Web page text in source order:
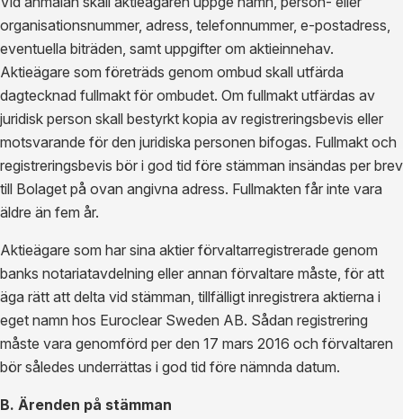
organisationsnummer, adress, telefonnummer, e-postadress,
eventuella biträden, samt uppgifter om aktieinnehav.
Aktieägare som företräds genom ombud skall utfärda
dagtecknad fullmakt för ombudet. Om fullmakt utfärdas av
juridisk person skall bestyrkt kopia av registreringsbevis eller
motsvarande för den juridiska personen bifogas. Fullmakt och
registreringsbevis bör i god tid före stämman insändas per brev
till Bolaget på ovan angivna adress. Fullmakten får inte vara
äldre än fem år.
Aktieägare som har sina aktier förvaltarregistrerade genom
banks notariatavdelning eller annan förvaltare måste, för att
äga rätt att delta vid stämman, tillfälligt inregistrera aktierna i
eget namn hos Euroclear Sweden AB. Sådan registrering
måste vara genomförd per den 17 mars 2016 och förvaltaren
bör således underrättas i god tid före nämnda datum.
B. Ärenden på stämman